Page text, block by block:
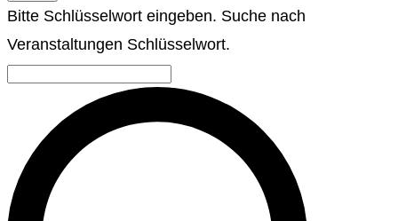
Bitte Schlüsselwort eingeben. Suche nach
Veranstaltungen Schlüsselwort.